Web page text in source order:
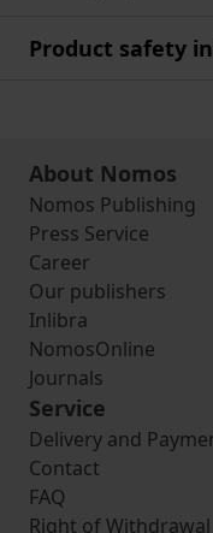
Product safety
About Nomos
Nomos Publishing
Press Service
Career
Our publishers
Inlibra
NomosOnline
Journals
Service
Delivery and
Contact
FAQ
Right of Withdrawal